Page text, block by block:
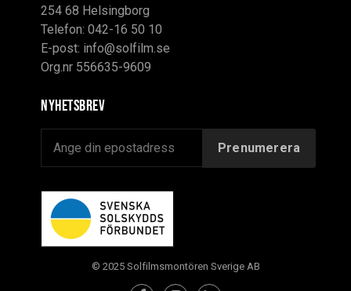
254 68 Helsingborg
Telefon: 042-16 50 10
E-post: info@solfilm.se
Org.nr 556635-9609
Nyhetsbrev
© 2025 Solfilmsmontören Sverige AB